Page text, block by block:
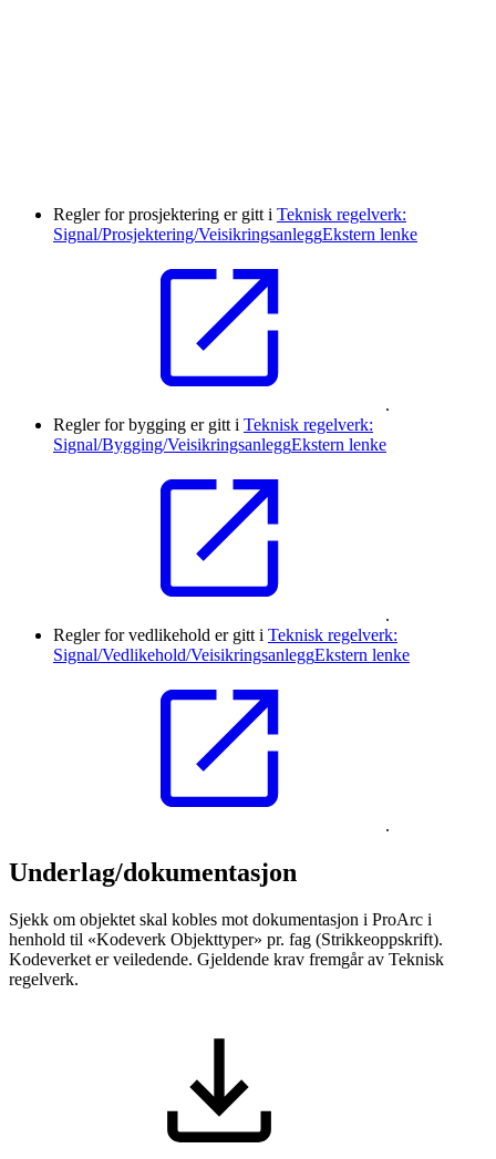
Regler for prosjektering er gitt i Teknisk regelverk:
Signal/Prosjektering/VeisikringsanleggEkstern lenke
.
Regler for bygging er gitt i Teknisk regelverk:
Signal/Bygging/VeisikringsanleggEkstern lenke
.
Regler for vedlikehold er gitt i Teknisk regelverk:
Signal/Vedlikehold/VeisikringsanleggEkstern lenke
.
Underlag/dokumentasjon
Sjekk om objektet skal kobles mot dokumentasjon i ProArc i
henhold til «Kodeverk Objekttyper» pr. fag (Strikkeoppskrift).
Kodeverket er veiledende. Gjeldende krav fremgår av Teknisk
regelverk.